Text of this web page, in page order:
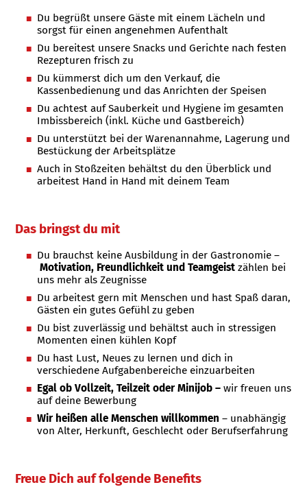
Du begrüßt unsere Gäste mit einem Lächeln und
sorgst für einen angenehmen Aufenthalt
Du bereitest unsere Snacks und Gerichte nach festen
Rezepturen frisch zu
Du kümmerst dich um den Verkauf, die
Kassenbedienung und das Anrichten der Speisen
Du achtest auf Sauberkeit und Hygiene im gesamten
Imbissbereich (inkl. Küche und Gastbereich)
Du unterstützt bei der Warenannahme, Lagerung und
Bestückung der Arbeitsplätze
Auch in Stoßzeiten behältst du den Überblick und
arbeitest Hand in Hand mit deinem Team
Das bringst du mit
Du brauchst keine Ausbildung in der Gastronomie –
Motivation, Freundlichkeit und Teamgeist zählen bei
uns mehr als Zeugnisse
Du arbeitest gern mit Menschen und hast Spaß daran,
Gästen ein gutes Gefühl zu geben
Du bist zuverlässig und behältst auch in stressigen
Momenten einen kühlen Kopf
Du hast Lust, Neues zu lernen und dich in
verschiedene Aufgabenbereiche einzuarbeiten
Egal ob Vollzeit, Teilzeit oder Minijob – wir freuen uns
auf deine Bewerbung
Wir heißen alle Menschen willkommen – unabhängig
von Alter, Herkunft, Geschlecht oder Berufserfahrung
Freue Dich auf folgende Benefits